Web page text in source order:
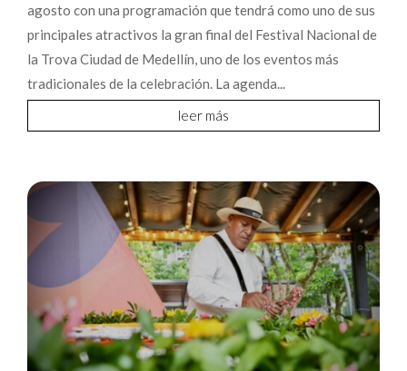
agosto con una programación que tendrá como uno de sus
principales atractivos la gran final del Festival Nacional de
la Trova Ciudad de Medellín, uno de los eventos más
tradicionales de la celebración. La agenda...
leer más